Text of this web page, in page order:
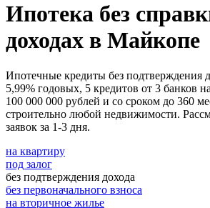
Ипотека без
доходах в Майкопе
Ипотечные кредиты без подтверждения
5,99% годовых, 5 кредитов от 3 банков
100 000 000 рублей и со сроком до 360
строительно любой недвижимости.
заявок за 1-3 дня.
на квартиру
под залог
без подтверждения дохода
без первоначального взноса
на вторичное жилье